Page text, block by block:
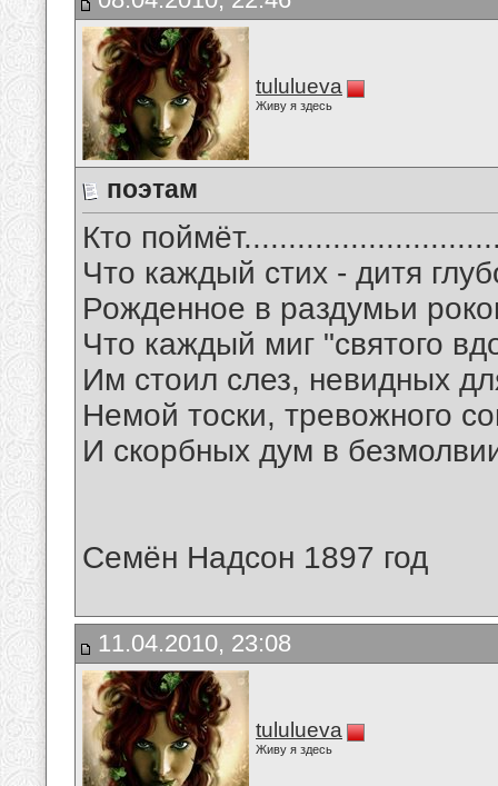
tululueva
Живу я здесь
поэтам
Кто
Что каждый стих - дитя
Рожденное в раздумьи
Что каждый миг "святого
Им стоил слез, невидных
Немой тоски, тревожного
И скорбных дум в
Семён Надсон 1897 год
11.04.2010, 23:08
tululueva
Живу я здесь